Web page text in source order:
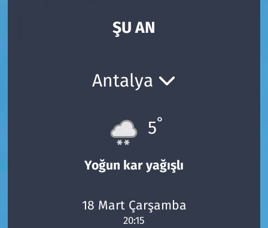
ŞU AN
Antalya
5°
Yoğun kar yağışlı
18 Mart Çarşamba
20:15